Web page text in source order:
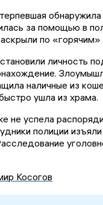
за помощью в
по
личность
наличные из
ушла из храма.
не успела
полиции
Косогов